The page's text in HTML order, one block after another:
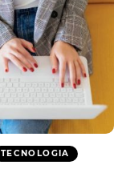
TECNOLOGIA